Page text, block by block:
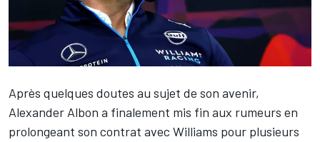
Après quelques doutes au sujet de son avenir,
Alexander Albon a finalement mis fin aux rumeurs en
prolongeant son contrat avec Williams pour plusieurs